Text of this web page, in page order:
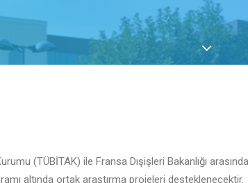
(TÜBİTAK) ile Fransa Dışişleri Bakanlığı
altında ortak araştırma projeleri desteklenecektir.